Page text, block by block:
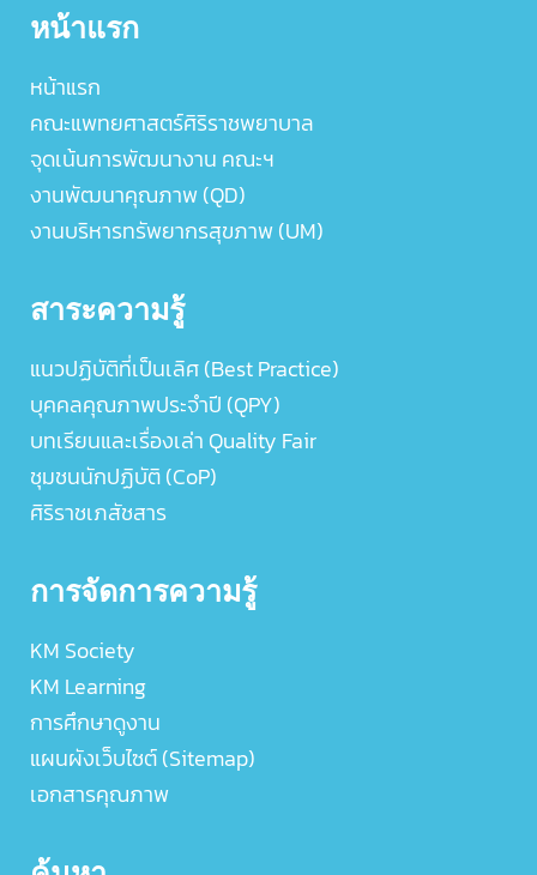
หน้าแรก
หน้าแรก
คณะแพทยศาสตร์ศิริราชพยาบาล
จุดเน้นการพัฒนางาน คณะฯ
งานพัฒนาคุณภาพ (QD)
งานบริหารทรัพยากรสุขภาพ (UM)
สาระความรู้
แนวปฏิบัติที่เป็นเลิศ (Best Practice)
บุคคลคุณภาพประจำปี (QPY)
บทเรียนและเรื่องเล่า Quality Fair
ชุมชนนักปฏิบัติ (CoP)
ศิริราชเภสัชสาร
การจัดการความรู้
KM Society
KM Learning
การศึกษาดูงาน
แผนผังเว็บไซต์ (Sitemap)
เอกสารคุณภาพ